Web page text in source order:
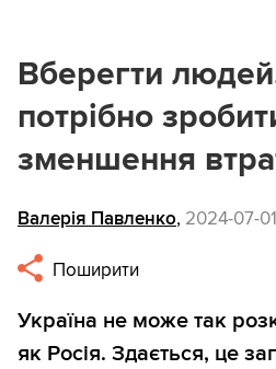
Вберегти
потрібно
зменшення
Валерія Павленко, 2024-07-
Поширити
Україна не може так
як Росія. Здається, це